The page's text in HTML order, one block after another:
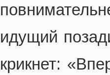
идущий
крикнет: